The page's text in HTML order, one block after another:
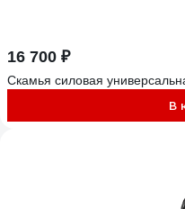
16 700 ₽
Скамья силовая
В